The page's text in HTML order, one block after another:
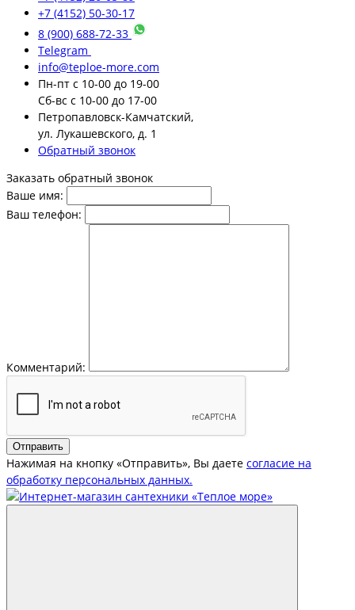
+7 (4152) 50-30-17
8 (900) 688-72-33
Telegram
info@teploe-more.com
Пн-пт с 10-00 до 19-00
Сб-вс с 10-00 до 17-00
Петропавловск-Камчатский,
ул. Лукашевского, д. 1
Обратный звонок
Заказать обратный звонок
Ваше имя:
Ваш телефон:
Комментарий:
Отправить
Нажимая на кнопку «Отправить», Вы даете согласие на
обработку персональных данных.